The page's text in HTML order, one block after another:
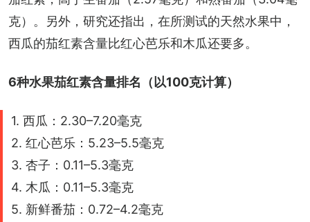
克）。另外，研究还指出，在所测试的天然水果中，
西瓜的茄红素含量比红心芭乐和木瓜还要多。
6种水果茄红素含量排名（以100克计算）
1. 西瓜：2.30–7.20毫克
2. 红心芭乐：5.23–5.5毫克
3. 杏子：0.11–5.3毫克
4. 木瓜：0.11–5.3毫克
5. 新鲜番茄：0.72–4.2毫克